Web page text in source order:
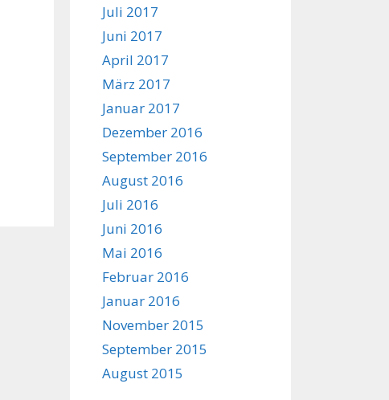
Juli 2017
Juni 2017
April 2017
März 2017
Januar 2017
Dezember 2016
September 2016
August 2016
Juli 2016
Juni 2016
Mai 2016
Februar 2016
Januar 2016
November 2015
September 2015
August 2015